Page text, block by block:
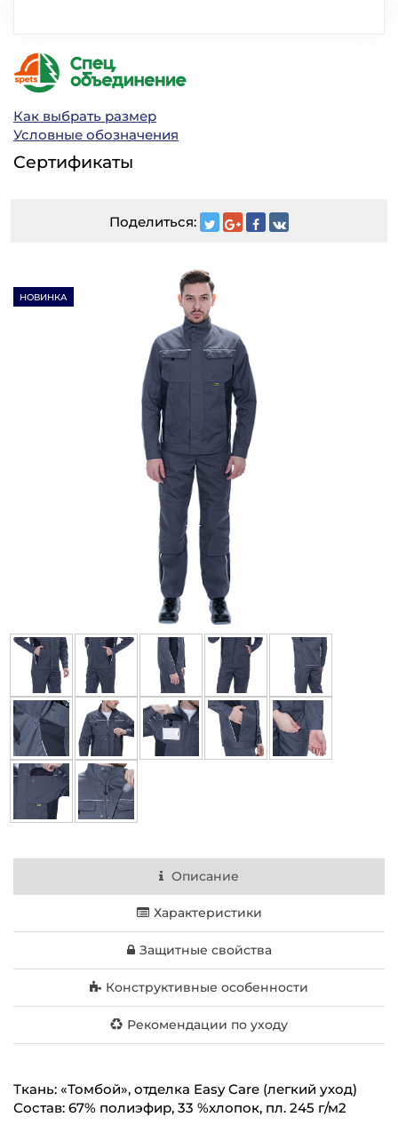
Как выбрать размер
Условные обозначения
Сертификаты
Поделиться:
НОВИНКА
Описание
Характеристики
Защитные свойства
Конструктивные особенности
Рекомендации по уходу
Ткань: «Томбой», отделка Easy Care (легкий уход)
Состав: 67% полиэфир, 33 %хлопок, пл. 245 г/м2